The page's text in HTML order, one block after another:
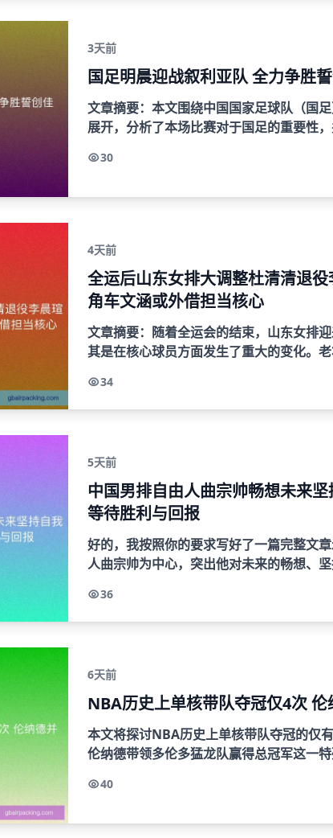
3天前
国足明晨迎战叙利亚队 全力争胜
文章摘要：本文围绕中国国家足球队（国
展开，分析了本场比赛对于国足的重要性
技状态分析，为...
30
4天前
全运后山东女排大调整杜清清退
角车文涵或外借担当核心
文章摘要：随着全运会的结束，山东女排
其是在核心球员方面发生了重大的变化。
来的重要力量。...
34
5天前
中国男排自由人曲宗帅畅想未来
等待胜利与回报
好的，我按照你的要求写好了一篇完整文
人曲宗帅为中心，突出他对未来的畅想、
面详细阐...
36
6天前
NBA历史上单核带队夺冠仅4次
本文将探讨NBA历史上单核带队夺冠的仅
伦纳德带领多伦多猛龙队赢得总冠军这一
夺冠之路...
40